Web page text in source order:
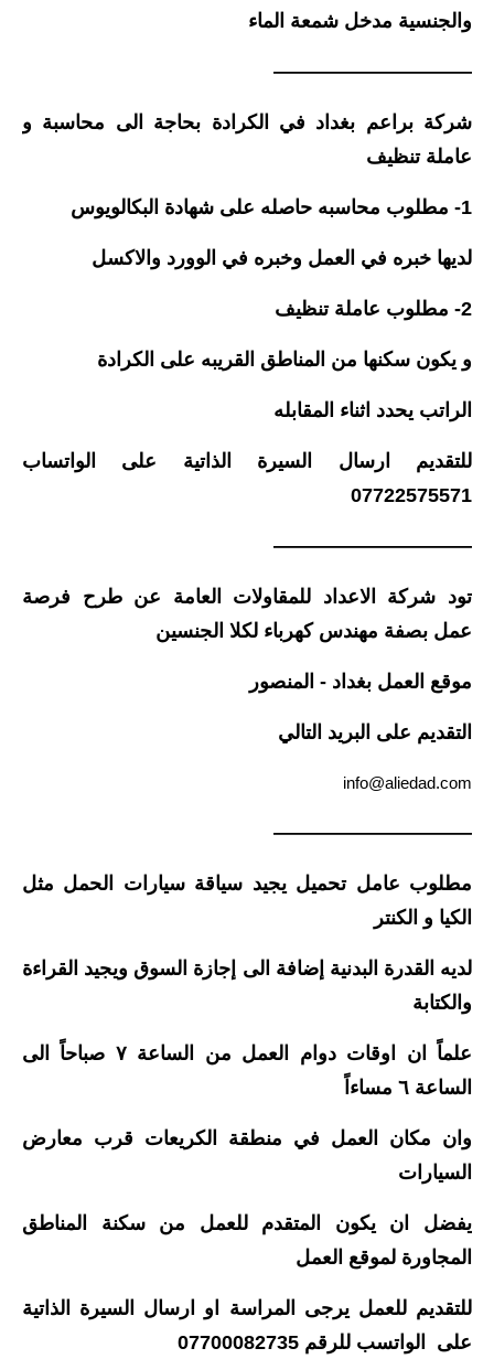
المرحلة المتوسطة
المرحلة الاعدادية
دروس
المرحلة الابتدائية
الجامعات
نتائج القبول المركزي
العطل
والجنسية مدخل شمعة الماء
——————————
شركة براعم بغداد في الكرادة بحاجة الى محاسبة و
عاملة تنظيف
1- مطلوب محاسبه حاصله على شهادة البكالويوس
لديها خبره في العمل وخبره في الوورد والاكسل
2- مطلوب عاملة تنظيف
و يكون سكنها من المناطق القريبه على الكرادة
الراتب يحدد اثناء المقابله
للتقديم ارسال السيرة الذاتية على الواتساب
07722575571
——————————
تود شركة الاعداد للمقاولات العامة عن طرح فرصة
عمل بصفة مهندس كهرباء لكلا الجنسين
موقع العمل بغداد - المنصور
التقديم على البريد التالي
info@aliedad.com
——————————
مطلوب عامل تحميل يجيد سياقة سيارات الحمل مثل
الكيا و الكنتر
لديه القدرة البدنية إضافة الى إجازة السوق ويجيد القراءة
والكتابة
علماً ان اوقات دوام العمل من الساعة ٧ صباحاً الى
الساعة ٦ مساءاً
وان مكان العمل في منطقة الكريعات قرب معارض
السيارات
يفضل ان يكون المتقدم للعمل من سكنة المناطق
المجاورة لموقع العمل
للتقديم للعمل يرجى المراسة او ارسال السيرة الذاتية
على الواتسب للرقم 07700082735